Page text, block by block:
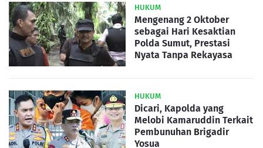
HUKUM
Mengenang 2 Oktober
sebagai Hari Kesaktian
Polda Sumut, Prestasi
Nyata Tanpa Rekayasa
HUKUM
Dicari, Kapolda yang
Melobi Kamaruddin Terkait
Pembunuhan Brigadir
Yosua